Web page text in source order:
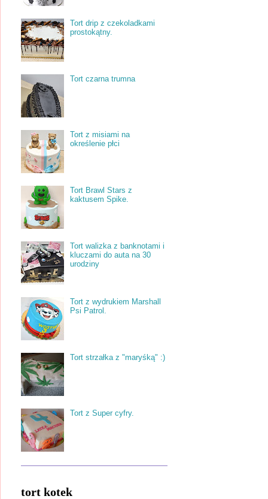
Tort drip z czekoladkami
prostokątny.
Tort czarna trumna
Tort z misiami na
określenie płci
Tort Brawl Stars z
kaktusem Spike.
Tort walizka z banknotami i
kluczami do auta na 30
urodziny
Tort z wydrukiem Marshall
Psi Patrol.
Tort strzałka z "maryśką" :)
Tort z Super cyfry.
tort kotek